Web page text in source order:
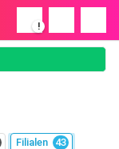
!
Filialen 43